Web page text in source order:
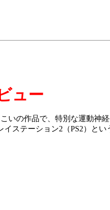
ュー
いの作品で、特別な運動神
ステーション2（PS2）とい